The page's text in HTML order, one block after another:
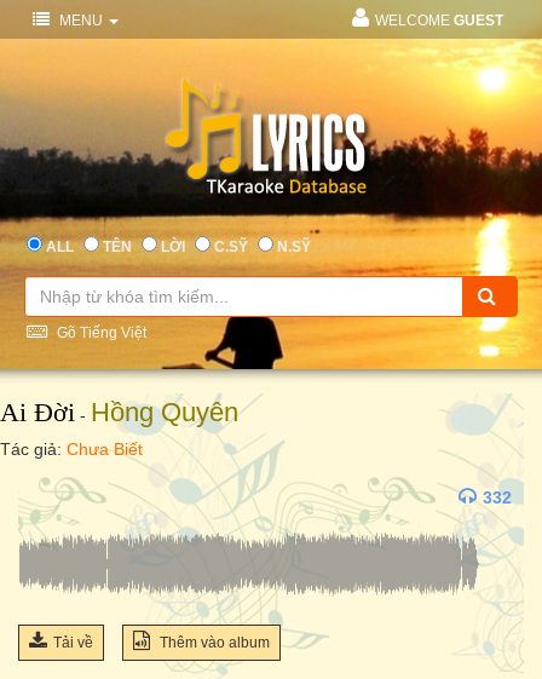
MENU WELCOME GUEST
ALL TÊN LỜI C.SỸ N.SỸ
Gõ Tiếng Việt
Ai Đời - Hồng Quyên
Tác giả: Chưa Biết
332
Tải về Thêm vào album